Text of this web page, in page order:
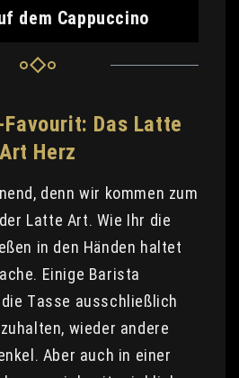
dem Cappuccino
Das Latte
Art Herz
denn wir kommen zum
Latte Art. Wie Ihr die
in den Händen haltet
Einige Barista
Tasse ausschließlich
wieder andere
Aber auch in einer